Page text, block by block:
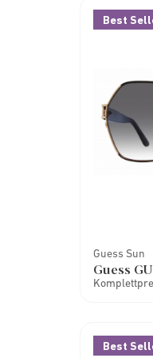
Best
Guess Sun
Guess
Best